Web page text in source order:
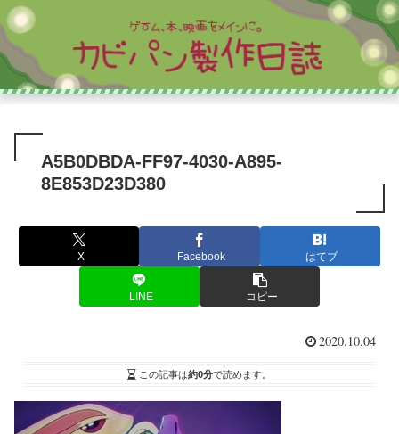
A5B0DBDA-FF97-4030-A895-
8E853D23D380
X Facebook はてブ
LINE コピー
2020.10.04
この記事は約0分で読めます。